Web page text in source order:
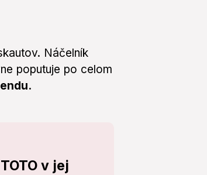
Náčelník
poputuje po celom
v jej